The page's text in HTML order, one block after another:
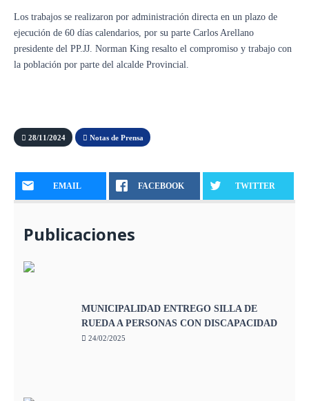
Los trabajos se realizaron por administración directa en un plazo de
ejecución de 60 días calendarios, por su parte Carlos Arellano
presidente del PP.JJ. Norman King resalto el compromiso y trabajo con
la población por parte del alcalde Provincial.
28/11/2024 Notas de Prensa
EMAIL FACEBOOK TWITTER
Publicaciones
MUNICIPALIDAD ENTREGO SILLA DE
RUEDA A PERSONAS CON DISCAPACIDAD
24/02/2025